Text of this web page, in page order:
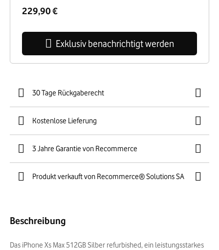
229,90 €
Exklusiv benachrichtigt werden
30 Tage Rückgaberecht
Kostenlose Lieferung
3 Jahre Garantie von Recommerce
Produkt verkauft von Recommerce® Solutions SA
Beschreibung
Das iPhone Xs Max 512GB Silber refurbished, ein leistungsstarkes